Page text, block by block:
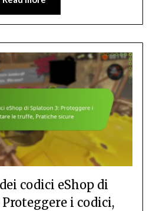
codici eShop di
i codici,